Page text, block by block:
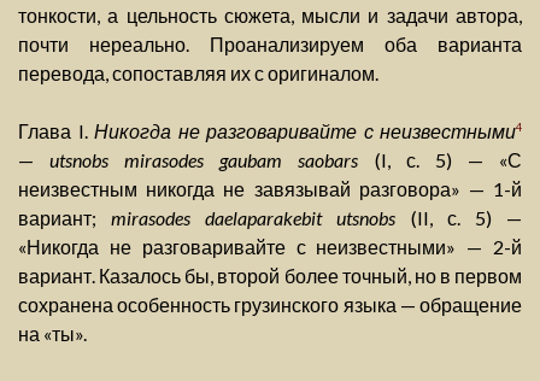
тонкости, а цельность сюжета, мысли и задачи автора,
почти нереально. Проанализируем оба варианта
перевода, сопоставляя их с оригиналом.
Глава I. Никогда не разговаривайте с неизвестными4
—utsnobs mirasodes gaubam saobars (I, с. 5) — «С
неизвестным никогда не завязывай разговора» — 1-й
вариант;mirasodes daelaparakebit utsnobs (II, с. 5) —
«Никогда не разговаривайте с неизвестными» — 2-й
вариант. Казалось бы, второй более точный, но в первом
сохранена особенность грузинского языка — обращение
на «ты».